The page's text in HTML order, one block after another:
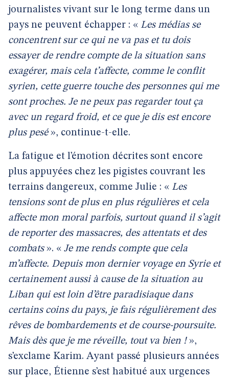
journalistes vivant sur le long terme dans un
pays ne peuvent échapper : « Les médias se
concentrent sur ce qui ne va pas et tu dois
essayer de rendre compte de la situation sans
exagérer, mais cela t’affecte, comme le conflit
syrien, cette guerre touche des personnes qui me
sont proches. Je ne peux pas regarder tout ça
avec un regard froid, et ce que je dis est encore
plus pesé», continue-t-elle.
La fatigue et l’émotion décrites sont encore
plus appuyées chez les pigistes couvrant les
terrains dangereux, comme Julie : « Les
tensions sont de plus en plus régulières et cela
affecte mon moral parfois, surtout quand il s’agit
de reporter des massacres, des attentats et des
combats». « Je me rends compte que cela
m’affecte. Depuis mon dernier voyage en Syrie et
certainement aussi à cause de la situation au
Liban qui est loin d’être paradisiaque dans
certains coins du pays, je fais régulièrement des
rêves de bombardements et de course-poursuite.
Mais dès que je me réveille, tout va bien !»,
s’exclame Karim. Ayant passé plusieurs années
sur place, Étienne s’est habitué aux urgences